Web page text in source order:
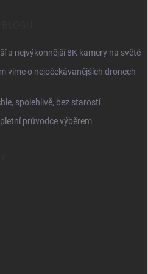
a nejvýkonnější 8K kamery na světě
víme o nejočekávanějších dronech
spolehlivě, bez starostí
průvodce výběrem